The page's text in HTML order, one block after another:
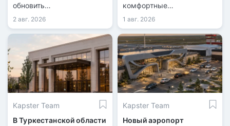
обновить
инфраструктуру.
2 авг. 2026
комфортные
пространства для
пассажиров.
1 авг. 2026
Kapster Team
В Туркестанской области
Kapster Team
Новый аэропорт